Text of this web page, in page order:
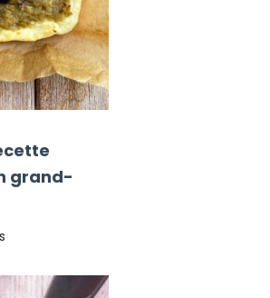
grand-